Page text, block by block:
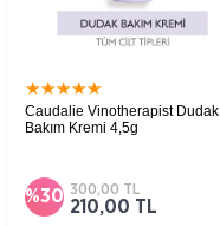
★★★★★
Caudalie Vinotherapist Dudak
Bakım Kremi 4,5g
%30
210,00 TL
300,00 TL